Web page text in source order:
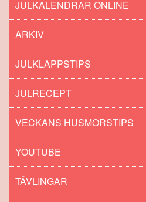
JULKALENDRAR ONLINE
ARKIV
JULKLAPPSTIPS
JULRECEPT
VECKANS HUSMORSTIPS
YOUTUBE
TÄVLINGAR